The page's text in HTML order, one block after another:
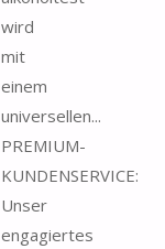
wird
mit
einem
universellen...
PREMIUM-
KUNDENSERVICE:
Unser
engagiertes